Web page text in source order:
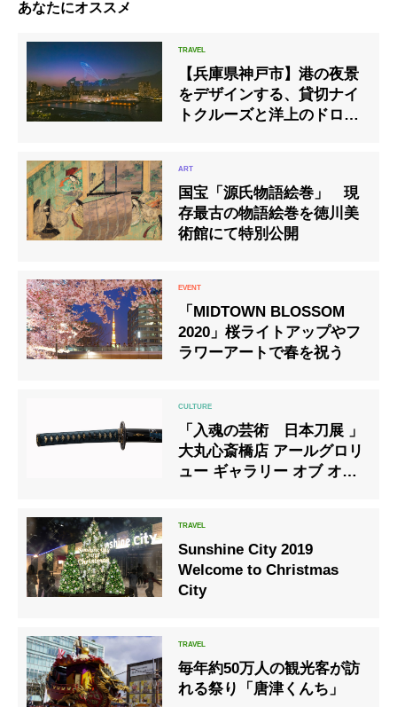
あなたにオススメ
【兵庫県神戸市】港の夜景
をデザインする、貸切ナイ
トクルーズと洋上のドロー
国宝「源氏物語絵巻」 現
存最古の物語絵巻を徳川美
術館にて特別公開
「MIDTOWN BLOSSOM
2020」桜ライトアップやフ
ラワーアートで春を祝う
「入魂の芸術 日本刀展 」
大丸心斎橋店 アールグロリ
ュー ギャラリー オブ オー
Sunshine City 2019
Welcome to Christmas
City
毎年約50万人の観光客が訪
れる祭り「唐津くんち」